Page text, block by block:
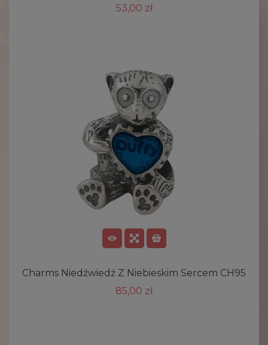
53,00 zł
Charms Niedźwiedź Z Niebieskim Sercem CH95
85,00 zł